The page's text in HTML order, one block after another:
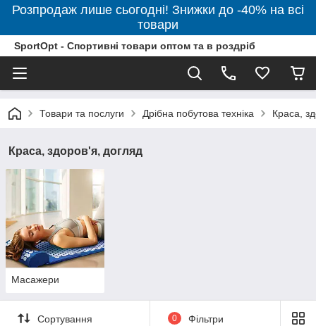
Розпродаж лише сьогодні! Знижки до -40% на всі
товари
SportOpt - Спортивні товари оптом та в роздріб
Товари та послуги Дрібна побутова техніка Краса,
Краса, здоров'я, догляд
Масажери
Сортування 0 Фільтри